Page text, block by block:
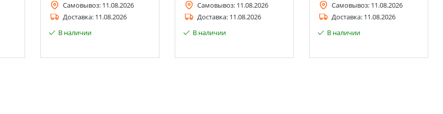
Самовывоз: 11.08.2026
Доставка: 11.08.2026
В наличии
Самовывоз: 11.08.2026
Доставка: 11.08.2026
В наличии
Самовывоз: 11.08.2026
Доставка: 11.08.2026
В наличии